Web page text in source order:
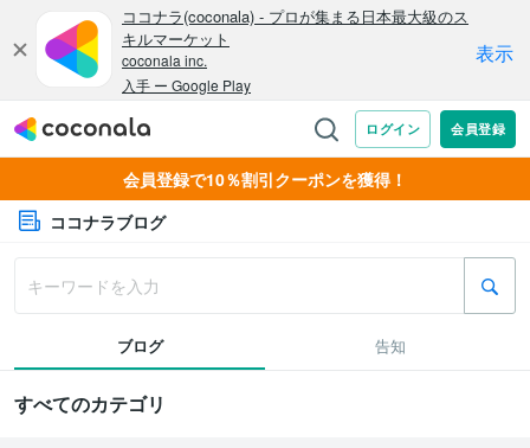
会員登録で10％割引クーポンを獲得！
ココナラブログ
ブログ 告知
すべてのカテゴリ